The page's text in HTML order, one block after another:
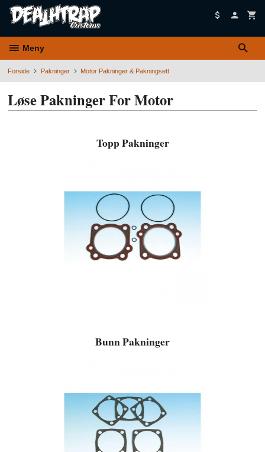
Meny
Forside Pakninger Motor Pakninger & Pakningsett
Løse Pakninger For Motor
Topp Pakninger
Bunn Pakninger